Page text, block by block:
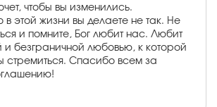
чтобы вы изменились.
в этой жизни вы делаете не так. Не
и помните, Бог любит нас. Любит
и безграничной любовью, к которой
стремиться. Спасибо всем за